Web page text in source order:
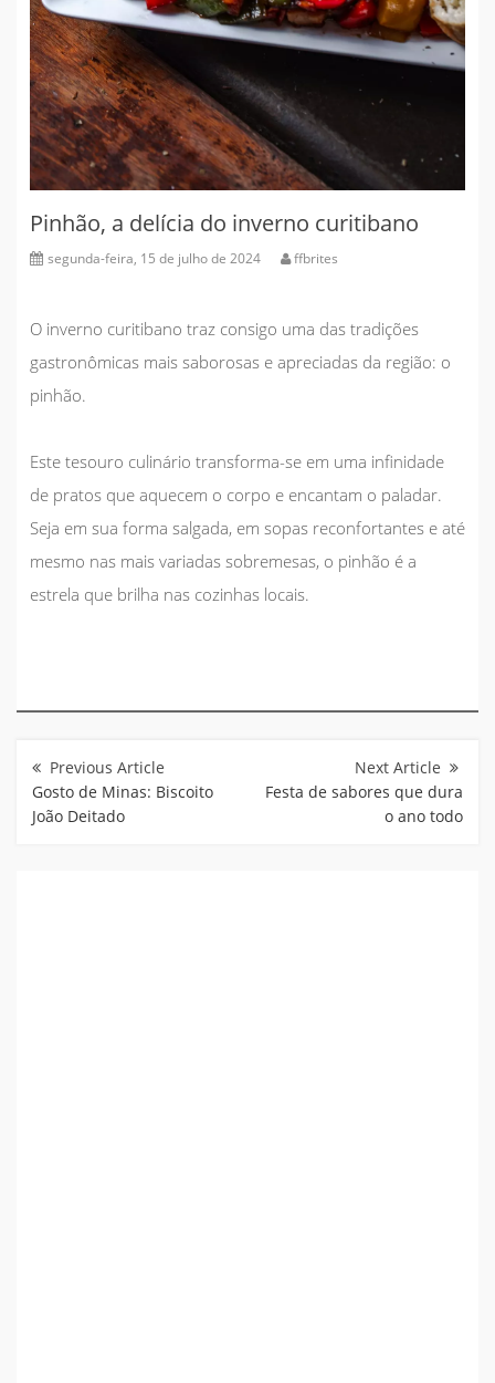
Pinhão, a delícia do inverno curitibano
segunda-feira, 15 de julho de 2024 ffbrites
O inverno curitibano traz consigo uma das tradições
gastronômicas mais saborosas e apreciadas da região: o
pinhão.
Este tesouro culinário transforma-se em uma infinidade
de pratos que aquecem o corpo e encantam o paladar.
Seja em sua forma salgada, em sopas reconfortantes e até
mesmo nas mais variadas sobremesas, o pinhão é a
estrela que brilha nas cozinhas locais.
de
Post
Gosto de Minas: Biscoito
João Deitado
Festa de sabores que dura
o ano todo